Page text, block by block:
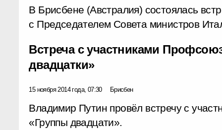
В Брисбене (Австралия) состоялась
с Председателем Совета министров
Встреча с участниками
двадцатки»
15 ноября 2014 года, 07:30 Брисбен
Владимир Путин провёл встречу с
«Группы двадцати».